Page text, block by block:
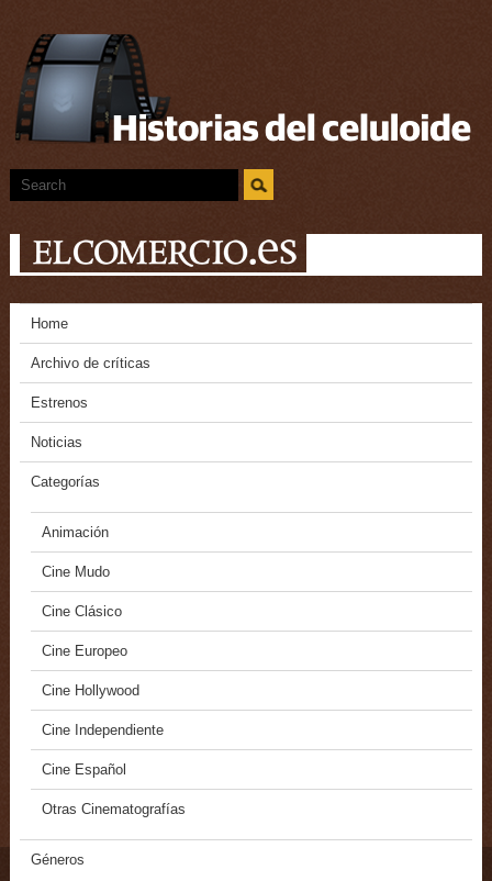
Home
Archivo de críticas
Estrenos
Noticias
Categorías
Animación
Cine Mudo
Cine Clásico
Cine Europeo
Cine Hollywood
Cine Independiente
Cine Español
Otras Cinematografías
Géneros